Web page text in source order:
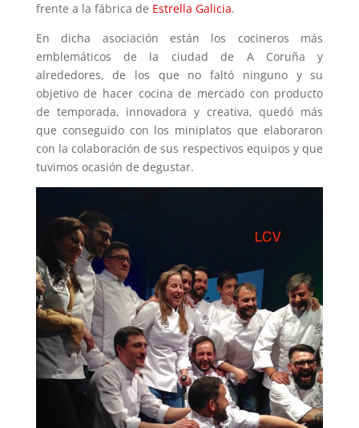
frente a la fábrica de Estrella Galicia.
En dicha asociación están los cocineros más
emblemáticos de la ciudad de A Coruña y
alrededores, de los que no faltó ninguno y su
objetivo de hacer cocina de mercado con producto
de temporada, innovadora y creativa, quedó más
que conseguido con los miniplatos que elaboraron
con la colaboración de sus respectivos equipos y que
tuvimos ocasión de degustar.